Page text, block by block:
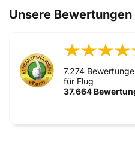
Unsere Bewertungen
7.274
für Flug
37.664